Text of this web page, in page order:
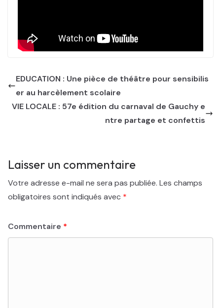
EDUCATION : Une pièce de théâtre pour sensibilis
er au harcèlement scolaire
VIE LOCALE : 57e édition du carnaval de Gauchy e
ntre partage et confettis
Laisser un commentaire
Votre adresse e-mail ne sera pas publiée. Les champs
obligatoires sont indiqués avec *
Commentaire *